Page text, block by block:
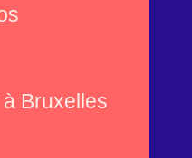
Bruxelles